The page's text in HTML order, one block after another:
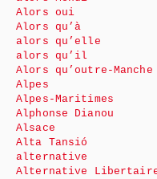
Alors oui
Alors qu’à
alors qu’elle
alors qu’il
Alors qu’outre-Manche
Alpes
Alpes-Maritimes
Alphonse Dianou
Alsace
Alta Tansió
alternative
Alternative